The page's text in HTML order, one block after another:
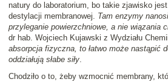
natury do laboratorium, bo takie zjawisko
destylacji membranowej. Tam enzymy
przyleganie powierzchniowe, a nie wiązania
dr hab. Wojciech Kujawski z Wydziału
absorpcja fizyczna, to łatwo może nastąpić
oddziałują słabe siły.
Chodziło o to, żeby wzmocnić membrany,